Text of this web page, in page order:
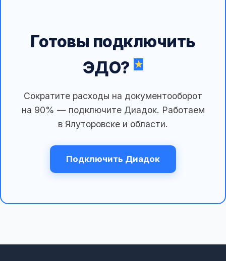
Готовы подключить
ЭДО?
Сократите расходы на документооборот
на 90% — подключите Диадок. Работаем
в Ялуторовске и области.
Подключить Диадок